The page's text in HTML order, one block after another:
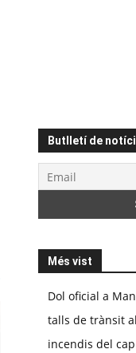
Butlletí de
Més vist
Dol oficial a
talls de trànsit
incendis del